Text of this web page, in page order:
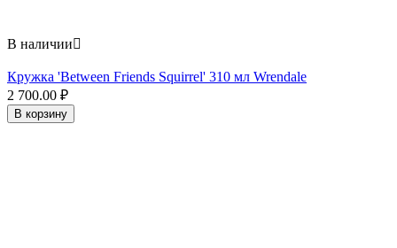
В наличии
Кружка 'Between Friends Squirrel' 310 мл Wrendale
2 700.00 ₽
В корзину